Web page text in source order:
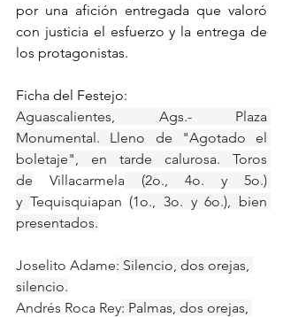
por una afición entregada que valoró
con justicia el esfuerzo y la entrega de
los protagonistas.
Ficha del Festejo:
Aguascalientes, Ags.- Plaza
Monumental. Lleno de "Agotado el
boletaje", en tarde calurosa. Toros
de Villacarmela (2o., 4o. y 5o.)
y Tequisquiapan (1o., 3o. y 6o.), bien
presentados.
Joselito Adame: Silencio, dos orejas,
silencio.
Andrés Roca Rey: Palmas, dos orejas,